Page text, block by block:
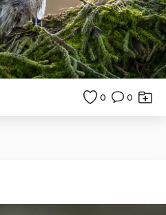
0 0